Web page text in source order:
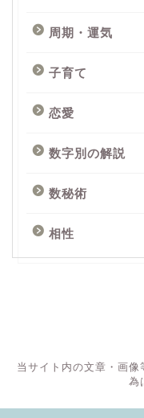
周期・運気
子育て
恋愛
数字別の解説
数秘術
相性
当サイト内の文章・画
為